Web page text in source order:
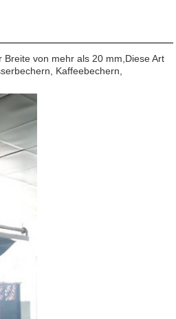
von mehr als 20 mm,Diese Art
Kaffeebechern,